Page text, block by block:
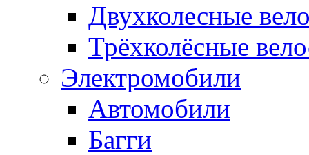
Двухколесные
Трёхколёсные
Электромобили
Автомобили
Багги